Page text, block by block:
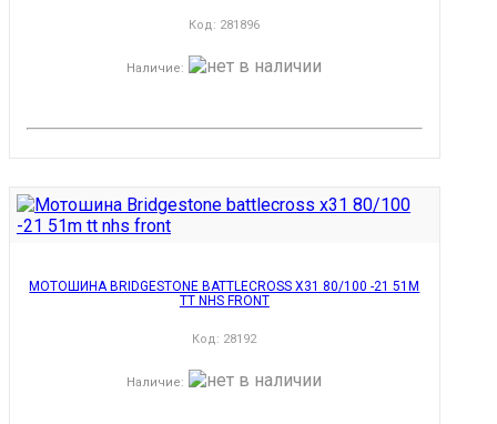
Код: 281896
Наличие:
МОТОШИНА BRIDGESTONE BATTLECROSS X31 80/100 -21 51M
TT NHS FRONT
Код: 28192
Наличие: